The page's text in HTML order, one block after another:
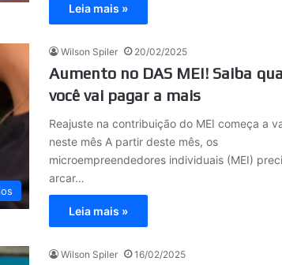
Leia mais »
Wilson Spiler 20/02/2025
Aumento no DAS MEI! Saiba
você vai pagar a mais
Reajuste na contribuição do MEI começa a
neste mês A partir deste mês, os
microempreendedores individuais (MEI)
arcar…
Leia mais »
Wilson Spiler 16/02/2025